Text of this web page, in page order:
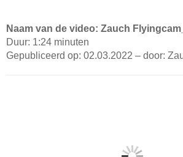
Naam van de video: Zauch
Duur: 1:24 minuten
Gepubliceerd op: 02.03.2022 – door: